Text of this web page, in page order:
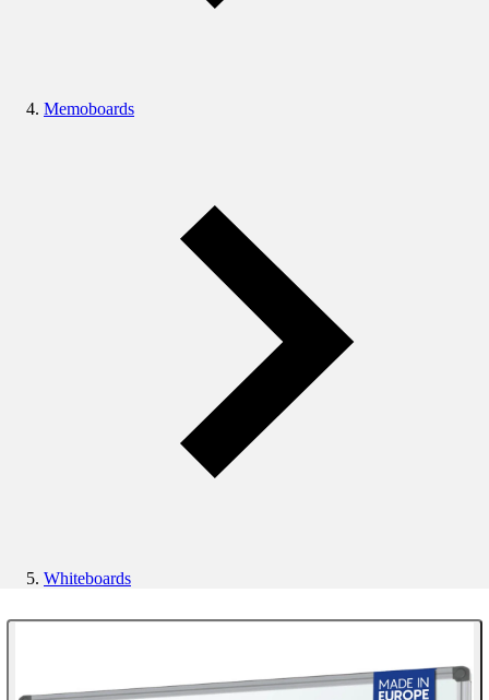
Memoboards
Whiteboards